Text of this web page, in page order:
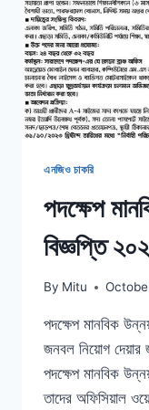
এনজিও চাকরি
পদক্ষেপ
বিজ্ঞপ্তি
By Mitu
পদক্ষেপ মানবিক
জনবল নিয়োগ দেয়ার
পদক্ষেপ মানবিক
তাদের অফিসিয়াল